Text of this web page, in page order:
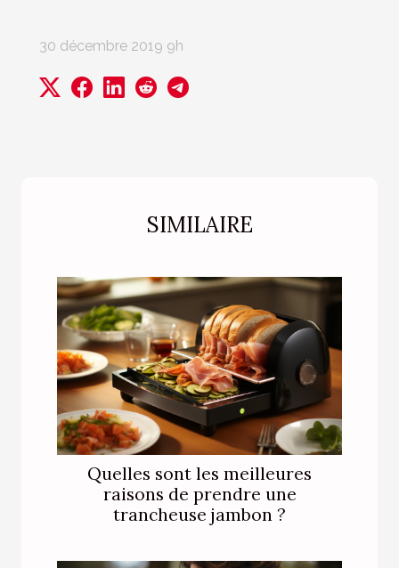
SIMILAIRE
Quelles sont les meilleures
raisons de prendre une
trancheuse jambon ?
30 décembre 2019 9h